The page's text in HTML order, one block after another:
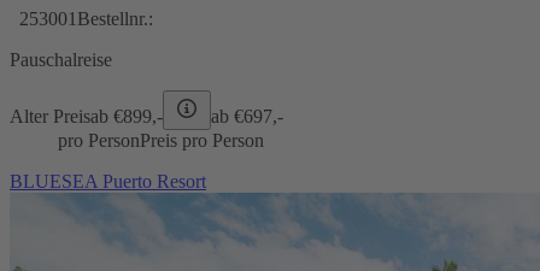
253001 Bestellnr.:
Pauschalreise
Alter Preisab €899,- ab €697,-
pro PersonPreis pro Person
BLUESEA Puerto Resort